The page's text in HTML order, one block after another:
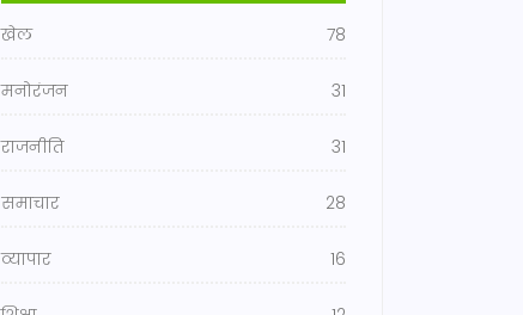
खेल 78
मनोरंजन 31
राजनीति 31
समाचार 28
व्यापार 16